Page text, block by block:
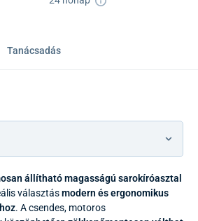
Tanácsadás
állítható magasságú sarokíróasztal
választásmodern és ergonomikus
. A csendes, motoros